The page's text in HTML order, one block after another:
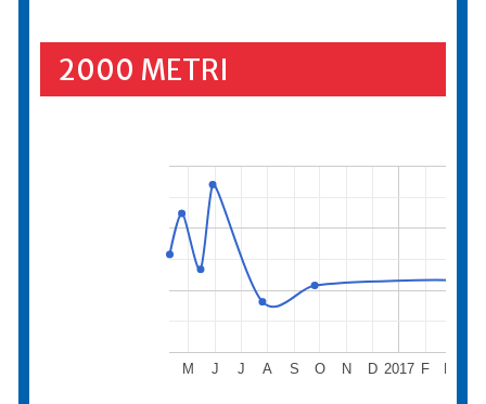
2000 METRI
2017
M J J A S O N D F